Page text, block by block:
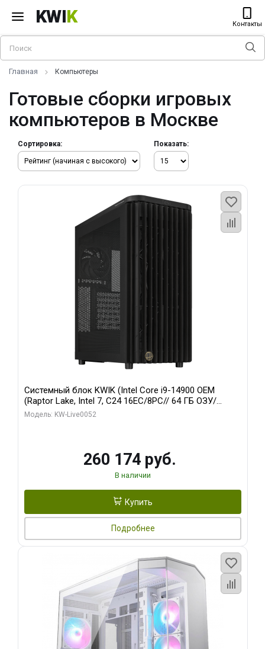
KWIK Контакты
Главная Компьютеры
Готовые сборки игровых
компьютеров в Москве
Сортировка: Показать:
Системный блок KWIK (Intel Core i9-14900 OEM
(Raptor Lake, Intel 7, C24 16EC/8PC// 64 ГБ ОЗУ/
Zotac RTX5060Ti AMP 16GB GDDR7 128bit 3xDP HDMI
Модель: KW-Live0052
260 174 руб.
В наличии
Купить
Подробнее